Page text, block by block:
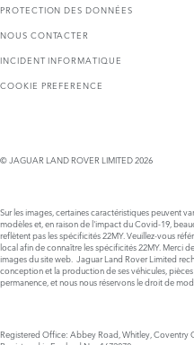
PROTECTION DES DONNÉES
NOUS CONTACTER
INCIDENT INFORMATIQUE
COOKIE PREFERENCE
© JAGUAR LAND ROVER LIMITED 2026
Sur les images, certaines caractéristiques peuvent
modèles et, en raison de l'impact du Covid-19,
reflètent pas les spécificités 22MY. Veuillez-vous
local afin de connaître les spécificités 22MY. Merci
images du site web. Jaguar Land Rover Limited
conception et la production de ses véhicules,
permanence, et nous nous réservons le droit de
Registered Office: Abbey Road, Whitley, Coventry